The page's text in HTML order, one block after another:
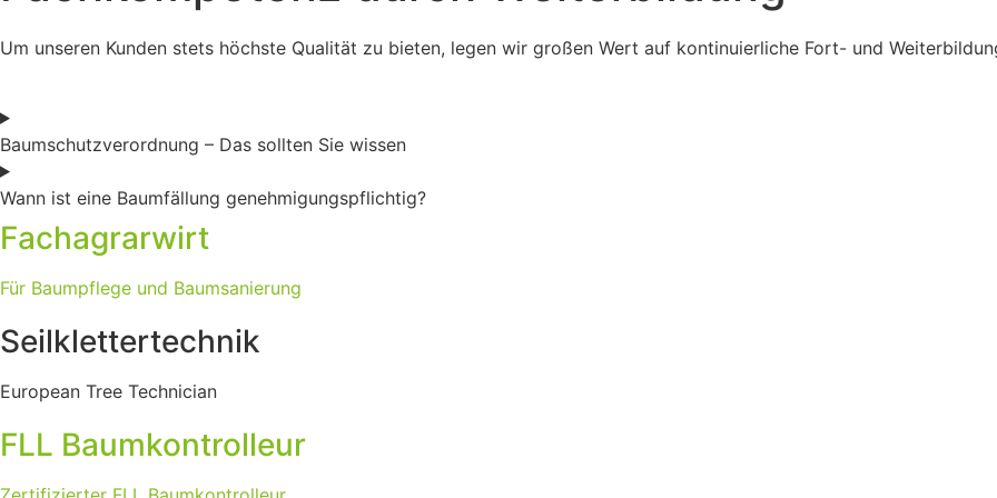
Um unseren Kunden stets höchste Qualität zu bieten, legen wir großen Wert auf kontinuierliche Fort- und
Baumschutzverordnung – Das sollten Sie wissen
Wann ist eine Baumfällung genehmigungspflichtig?
Fachagrarwirt
Für Baumpflege und Baumsanierung
Seilklettertechnik
European Tree Technician
FLL Baumkontrolleur